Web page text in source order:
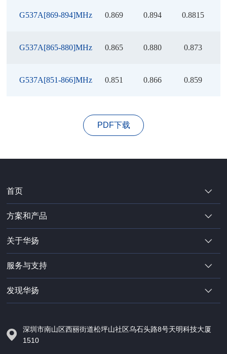
G537A[869-894]MHz 0.869 0.894 0.8815
G537A[865-880]MHz 0.865 0.880 0.873
G537A[851-866]MHz 0.851 0.866 0.859
PDF下载
首页
方案和产品
关于华扬
服务与支持
发现华扬
深圳市南山区西丽街道松坪山社区乌石头路8号天明科技大厦
1510